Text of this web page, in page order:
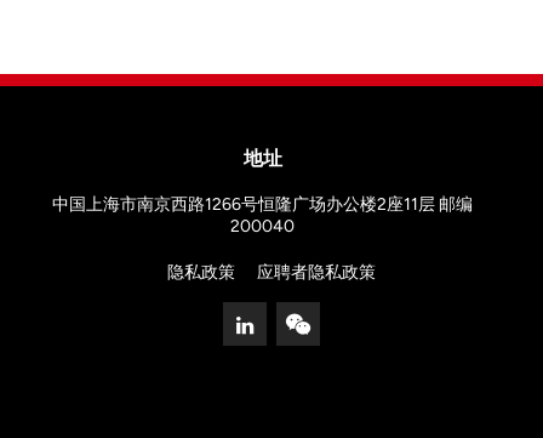
地址
中国上海市南京西路1266号恒隆广场办公楼2座11层 邮编
200040
隐私政策 应聘者隐私政策